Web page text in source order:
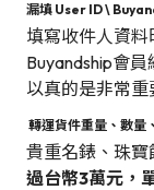
漏填 User ID \
填寫收件人資
Buyandship會
以真的是非常重
轉運貨件重量、數量
貴重名錶、珠寶
過台幣3萬元，